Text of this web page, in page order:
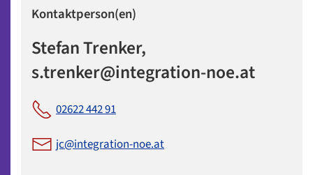
Kontaktperson(en)
Stefan Trenker,
s.trenker@integration-noe.at
02622 442 91
jc@integration-noe.at